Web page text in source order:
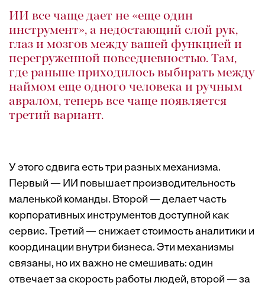
ИИ все чаще дает не «еще один
инструмент», а недостающий слой рук,
глаз и мозгов между вашей функцией и
перегруженной повседневностью. Там,
где раньше приходилось выбирать между
наймом еще одного человека и ручным
авралом, теперь все чаще появляется
третий вариант.
У этого сдвига есть три разных механизма.
Первый — ИИ повышает производительность
маленькой команды. Второй — делает часть
корпоративных инструментов доступной как
сервис. Третий — снижает стоимость аналитики и
координации внутри бизнеса. Эти механизмы
связаны, но их важно не смешивать: один
отвечает за скорость работы людей, второй — за